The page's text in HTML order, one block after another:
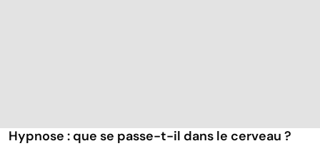
Hypnose : que se passe-t-il dans le cerveau ?